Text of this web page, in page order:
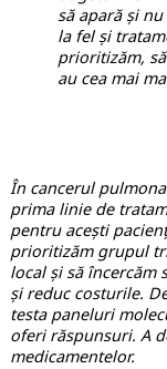
să apară și
la fel și
prioritizăm,
au cea mai
În cancerul
prima linie de
pentru acești
prioritizăm grupul
local și să încercăm
și reduc costurile.
testa paneluri
oferi răspunsuri. A
medicamentelor.